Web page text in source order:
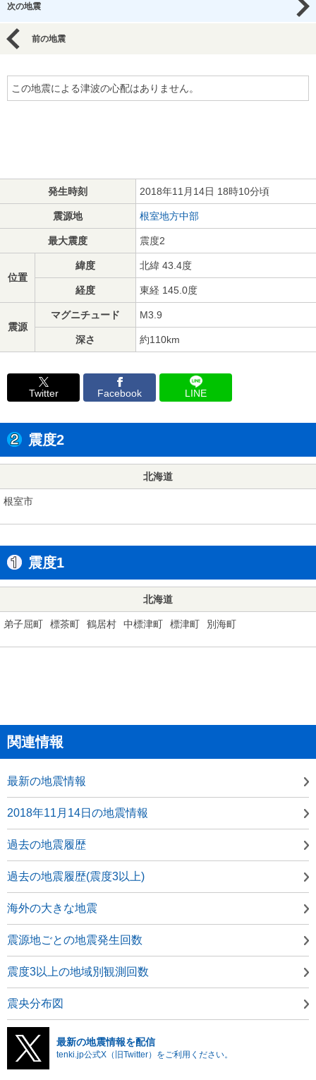
次の地震
前の地震
この地震による津波の心配はありません。
発生時刻 2018年11月14日 18時10分頃
震源地 根室地方中部
最大震度 震度2
位置
緯度 北緯 43.4度
経度 東経 145.0度
震源
マグニチュード M3.9
深さ 約110km
Twitter Facebook LINE
震度2
北海道
根室市
震度1
北海道
弟子屈町 標茶町 鶴居村 中標津町 標津町 別海町
関連情報
最新の地震情報
2018年11月14日の地震情報
過去の地震履歴
過去の地震履歴(震度3以上)
海外の大きな地震
震源地ごとの地震発生回数
震度3以上の地域別観測回数
震央分布図
最新の地震情報を配信
tenki.jp公式X（旧Twitter）をご利用ください。